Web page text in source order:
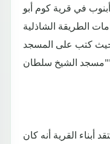
في قرية كوم أبو
الطريقة الشاذلية
كتب على المسجد
أبناء القرية أنه كان